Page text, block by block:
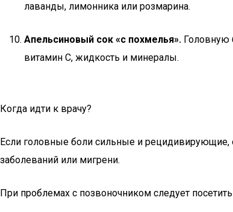
лаванды, лимонника или розмарина.
Апельсиновый сок «с похмелья». Головную
витамин С, жидкость и минералы.
Когда идти к врачу?
Если головные боли сильные и рецидивирующие,
заболеваний или мигрени.
При проблемах с позвоночником следует посетить